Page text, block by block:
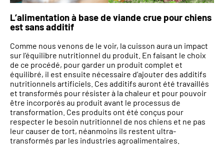
L’alimentation à base de viande crue pour chiens
est sans additif
Comme nous venons de le voir, la cuisson aura un impact
sur l’équilibre nutritionnel du produit. En faisant le choix
de ce procédé, pour garder un produit complet et
équilibré, il est ensuite nécessaire d’ajouter des additifs
nutritionnels artificiels. Ces additifs auront été travaillés
et transformés pour résister à la chaleur et pour pouvoir
être incorporés au produit avant le processus de
transformation. Ces produits ont été conçus pour
respecter le besoin nutritionnel de nos chiens et ne pas
leur causer de tort, néanmoins ils restent ultra-
transformés par les industries agroalimentaires.